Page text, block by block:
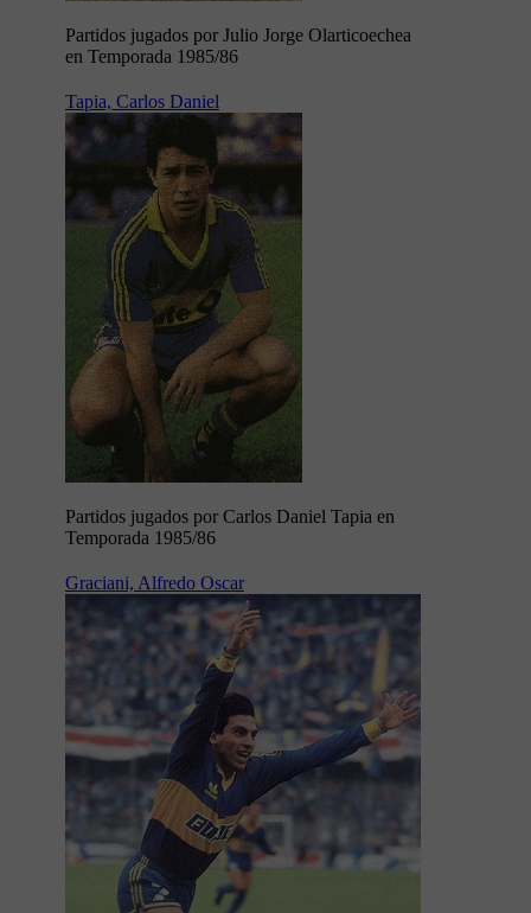
Partidos jugados por Julio Jorge Olarticoechea
en Temporada 1985/86
Tapia, Carlos Daniel
Partidos jugados por Carlos Daniel Tapia en
Temporada 1985/86
Graciani, Alfredo Oscar